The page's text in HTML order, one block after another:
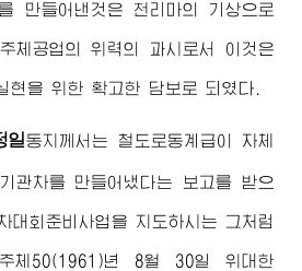
만들어낸것은 천리마의 기상으로
체공업의 위력의 과시로서 이것은
현을 위한 확고한 담보로 되였다.
일동지 께서는 철도로동계급이 자체
관차를 만들어냈다는 보고를 받으
대회준비사업을 지도하시는 그처럼
체50(1961)년 8월 30일 위대한